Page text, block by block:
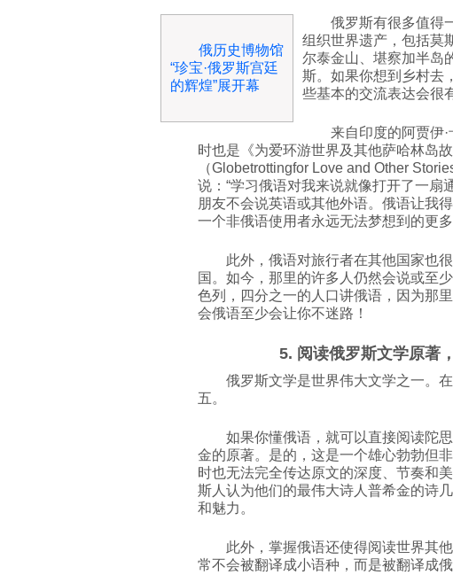
俄历史博物馆
“珍宝·俄罗斯宫廷
的辉煌”展开幕
俄罗斯有很多值得
组织世界遗产，包括莫
尔泰金山、堪察加半岛
斯。如果你想到乡村去
些基本的交流表达会很
来自印度的阿贾伊
时也是《为爱环游世界及其他萨哈林岛故
（Globetrottingfor Love and Other
说：“学习俄语对我来说就像打开了一扇
朋友不会说英语或其他外语。俄语让我
一个非俄语使用者永远无法梦想到的更
此外，俄语对旅行者在其他国家也
国。如今，那里的许多人仍然会说或至
色列，四分之一的人口讲俄语，因为那
会俄语至少会让你不迷路！
5. 阅读俄罗斯文学原著
俄罗斯文学是世界伟大文学之一。
五。
如果你懂俄语，就可以直接阅读陀
金的原著。是的，这是一个雄心勃勃但
时也无法完全传达原文的深度、节奏和
斯人认为他们的最伟大诗人普希金的诗
和魅力。
此外，掌握俄语还使得阅读世界其
常不会被翻译成小语种，而是被翻译成俄